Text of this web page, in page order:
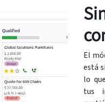
El
está
lo
tus